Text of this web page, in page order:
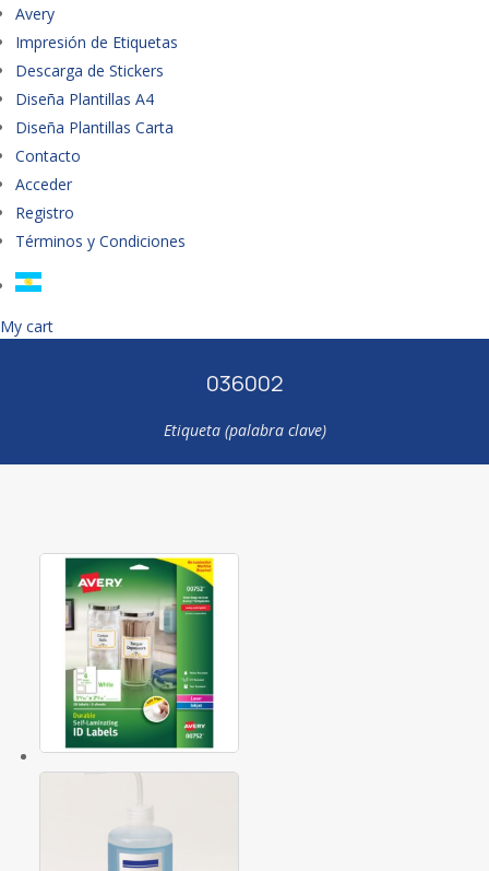
Avery
Impresión de Etiquetas
Descarga de Stickers
Diseña Plantillas A4
Diseña Plantillas Carta
Contacto
Acceder
Registro
Términos y Condiciones
My cart
036002
Etiqueta (palabra clave)